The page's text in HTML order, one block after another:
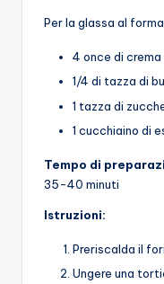
Per la glassa al
4 once di
1/4 di tazza di
1 tazza di
1 cucchiaino di
Tempo di
35-40 minuti
Istruzioni:
Preriscalda il
Ungere una